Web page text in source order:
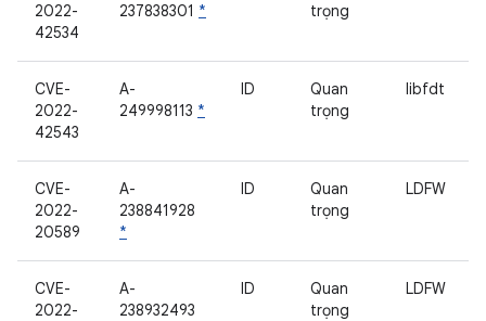
2022-
42534
237838301 *
trọng
CVE-
2022-
42543
A-
249998113 *
ID
Quan
trọng
libfdt
CVE-
2022-
20589
A-
238841928
*
ID
Quan
trọng
LDFW
CVE-
2022-
A-
238932493
ID
Quan
trọng
LDFW